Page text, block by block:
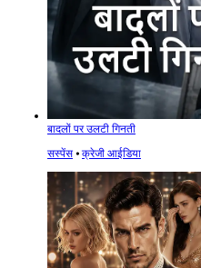
बादलों पर उलटी गिनती
सस्पेंस ⦁ क्रेजी आईडिया